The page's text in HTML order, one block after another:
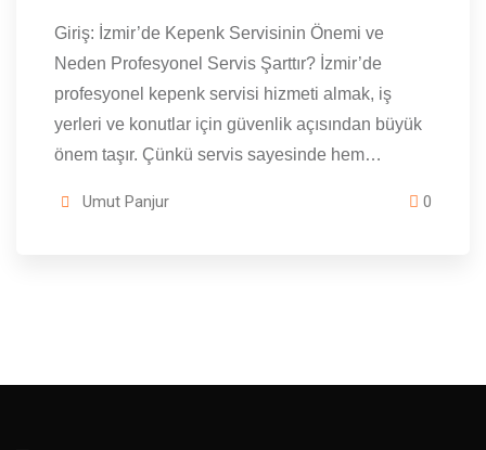
Giriş: İzmir’de Kepenk Servisinin Önemi ve
Neden Profesyonel Servis Şarttır? İzmir’de
profesyonel kepenk servisi hizmeti almak, iş
yerleri ve konutlar için güvenlik açısından büyük
önem taşır. Çünkü servis sayesinde hem…
Umut Panjur 0